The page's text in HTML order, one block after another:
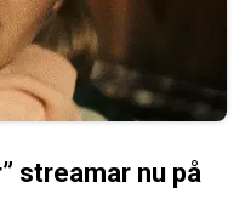
streamar nu på